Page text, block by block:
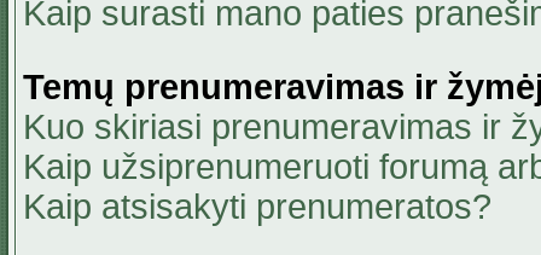
Kaip surasti mano paties
Temų prenumeravimas ir
Kuo skiriasi prenumeravimas ir
Kaip užsiprenumeruoti forumą
Kaip atsisakyti prenumeratos?